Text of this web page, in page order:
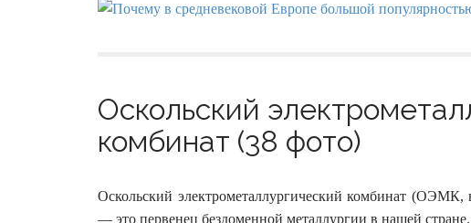
Оскольский
комбинат (38 фото)
Оскольский электрометаллургический комбинат
— это первенец бездоменной металлургии в нашей стране.